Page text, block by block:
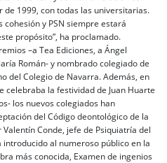
1999, con todas las universitarias.
y PSN siempre estará
propósito”, ha proclamado.
–a Tea Ediciones, a Ángel
Román- y nombrado colegiado de
del Colegio de Navarra. Además, en
celebraba la festividad de Juan Huarte
los nuevos colegiados han
del Código deontológico de la
Conde, jefe de Psiquiatría del
al numeroso público en la
más conocida, Examen de ingenios